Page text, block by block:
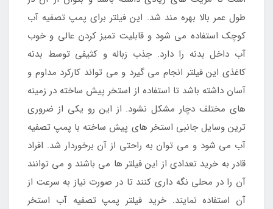
طول عمر بالا بهره مند شد. این فیلتر برای پمپ تصفیه آب
کوچک استفاده می شود و قابلیت تمیز کردن عالی و خوب
آب داخل بدنه را دارد. جذب زباله و کثیفی توسط بدنه
کاغذی این فیلتر انجام می گیرد و می تواند کارکرد مداوم و
آسان داشته باشد تا استفاده از استخر پیش ساخته در زمینه
های مختلف دچار مشکل نشود. از این رو یکی از ضروری
ترین وسایل جانبی استخر های پیش ساخته با پمپ تصفیه
آب می شود و می توان به راحتی از آن برخوردار شد. افراد
قادر به خرید تعدادی از این فیلتر ها می باشند و می توانند
آن را در محلی نگه داری کنند تا در صورت نیاز به سرعت از
آن استفاده نمایند. خرید فیلتر پمپ تصفیه آب استخر